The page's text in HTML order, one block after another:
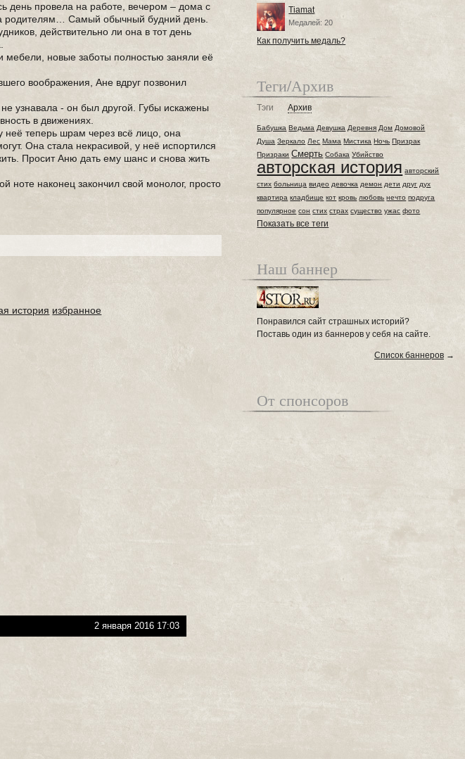
день провела на работе, вечером – дома с
родителям… Самый обычный будний день.
действительно ли она в тот день
мебели, новые заботы полностью заняли её
воображения, Ане вдруг позвонил
узнавала - он был другой. Губы искажены
в движениях.
неё теперь шрам через всё лицо, она
Она стала некрасивой, у неё испортился
Просит Аню дать ему шанс и снова жить
ноте наконец закончил свой монолог, просто
история избранное
2 января 2016 17:03
Tiamat
Медалей: 20
Как получить медаль?
Теги/Архив
Тэги Архив
Бабушка Ведьма Девушка Деревня Дом Домовой
Душа Зеркало Лес Мама Мистика Ночь Призрак
Призраки Смерть Собака Убийство
авторская история авторский
стих больница видео девочка демон дети друг дух
квартира кладбище кот кровь любовь нечто подруга
популярное сон стих страх существо ужас фото
Показать все теги
Наш баннер
Понравился сайт страшных историй?
Поставь один из баннеров у себя на сайте.
Список баннеров →
От спонсоров